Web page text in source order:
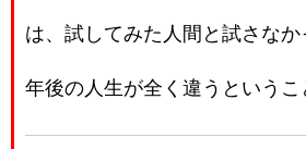
は、試してみた人間と試さな
年後の人生が全く違うというこ